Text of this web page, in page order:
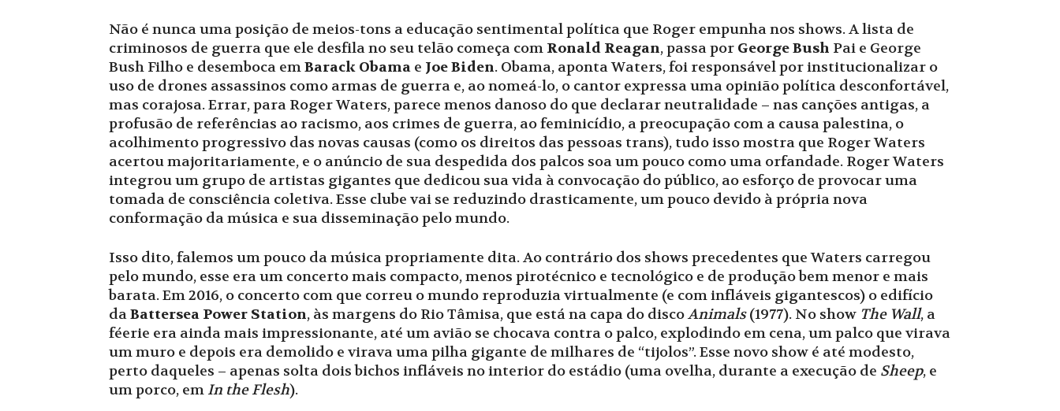
Não é nunca uma posição de meios-tons a educação sentimental política que Roger empunha nos shows. A lista de
criminosos de guerra que ele desfila no seu telão começa com Ronald Reagan, passa por George Bush Pai e George
Bush Filho e desemboca emBarack Obama e Joe Biden. Obama, aponta Waters, foi responsável por institucionalizar o
uso de drones assassinos como armas de guerra e, ao nomeá-lo, o cantor expressa uma opinião política desconfortável,
mas corajosa. Errar, para Roger Waters, parece menos danoso do que declarar neutralidade – nas canções antigas, a
profusão de referências ao racismo, aos crimes de guerra, ao feminicídio, a preocupação com a causa palestina, o
acolhimento progressivo das novas causas (como os direitos das pessoas trans), tudo isso mostra que Roger Waters
acertou majoritariamente, e o anúncio de sua despedida dos palcos soa um pouco como uma orfandade. Roger Waters
integrou um grupo de artistas gigantes que dedicou sua vida à convocação do público, ao esforço de provocar uma
tomada de consciência coletiva. Esse clube vai se reduzindo drasticamente, um pouco devido à própria nova
conformação da música e sua disseminação pelo mundo.
Isso dito, falemos um pouco da música propriamente dita. Ao contrário dos shows precedentes que Waters carregou
pelo mundo, esse era um concerto mais compacto, menos pirotécnico e tecnológico e de produção bem menor e mais
barata. Em 2016, o concerto com que correu o mundo reproduzia virtualmente (e com infláveis gigantescos) o edifício
daBattersea Power Station, às margens do Rio Tâmisa, que está na capa do discoAnimals(1977). No show The Wall, a
féerie era ainda mais impressionante, até um avião se chocava contra o palco, explodindo em cena, um palco que virava
um muro e depois era demolido e virava uma pilha gigante de milhares de “tijolos”. Esse novo show é até modesto,
perto daqueles – apenas solta dois bichos infláveis no interior do estádio (uma ovelha, durante a execução de Sheep, e
um porco, em In the Flesh).